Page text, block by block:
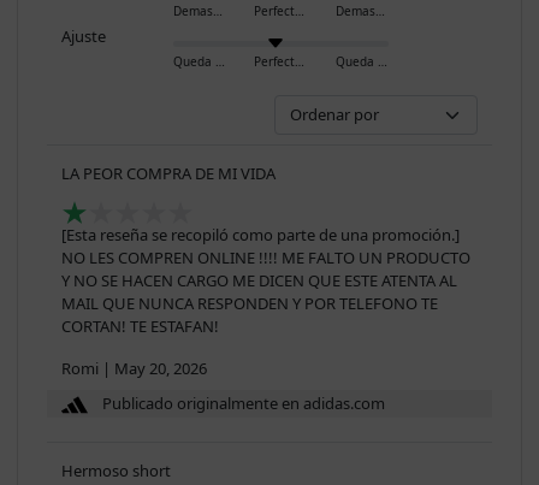
Demasiado pequeño Perfecto Demasiado grande
Ajuste
Queda ajustado Perfecto Queda holgado
LA PEOR COMPRA DE MI VIDA
[Esta reseña se recopiló como parte de una promoción.]
NO LES COMPREN ONLINE !!!! ME FALTO UN PRODUCTO
Y NO SE HACEN CARGO ME DICEN QUE ESTE ATENTA AL
MAIL QUE NUNCA RESPONDEN Y POR TELEFONO TE
CORTAN! TE ESTAFAN!
Romi | May 20, 2026
Publicado originalmente en adidas.com
Hermoso short